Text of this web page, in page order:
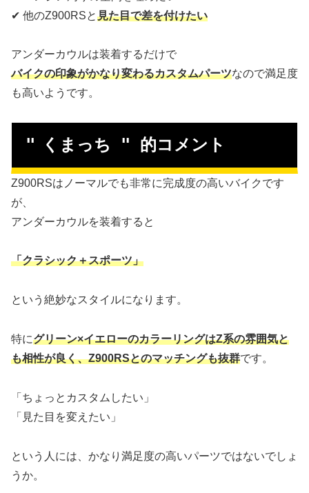
✔ 他のZ900RSと見た目で差を付けたい
アンダーカウルは装着するだけで
バイクの印象がかなり変わるカスタムパーツなので満足度
も高いようです。
" くまっち " 的コメント
Z900RSはノーマルでも非常に完成度の高いバイクです
が、
アンダーカウルを装着すると
「クラシック＋スポーツ」
という絶妙なスタイルになります。
特にグリーン×イエローのカラーリングはZ系の雰囲気と
も相性が良く、Z900RSとのマッチングも抜群です。
「ちょっとカスタムしたい」
「見た目を変えたい」
という人には、かなり満足度の高いパーツではないでしょ
うか。